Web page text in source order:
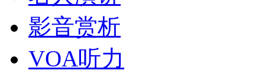
影音赏析
VOA听力